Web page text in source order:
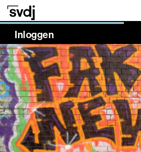
Naar hoofdinhoud
Inloggen
NaN%